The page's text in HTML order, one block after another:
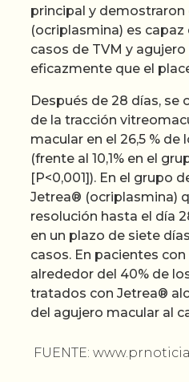
principal y demostraron
(ocriplasmina) es capaz
casos de TVM y
eficazmente que el
Después de 28 días, se
de la tracción
macular en el 26,5 % de
(frente al 10,1% en el
[P<0,001]). En el grupo
Jetrea® (ocriplasmina)
resolución hasta el día
en un plazo de siete
casos. En pacientes
alrededor del 40% de
tratados con Jetrea®
del agujero macular al
FUENTE: